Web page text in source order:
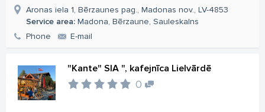
Aronas iela 1, Bērzaunes pag., Madonas nov., LV-4853
Service area: Madona, Bērzaune, Sauleskalns
Phone
E-mail
"Kante" SIA ", kafejnīca Lielvārdē
0